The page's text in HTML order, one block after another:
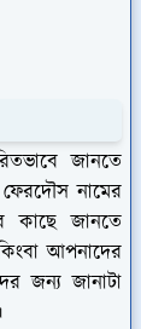
জানতে
ফেরদৌস নামের
কাছে জানতে
আপনাদের
জন্য জানাটা